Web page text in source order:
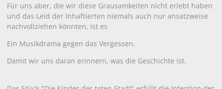
Für uns aber, die wir diese Grausamkeiten nicht erlebt haben
und das Leid der Inhaftierten niemals auch nur ansatzweise
nachvollziehen könnten, ist es
Ein Musikdrama gegen das Vergessen.
Damit wir uns daran erinnern, was die Geschichte ist.